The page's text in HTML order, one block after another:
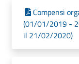
Compensi
(01/01/2019 -
il 21/02/2020)